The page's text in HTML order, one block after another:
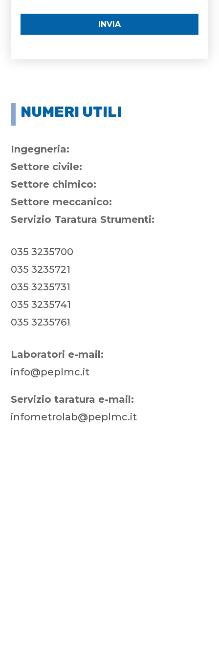
INVIA
NUMERI UTILI
Ingegneria:
Settore civile:
Settore chimico:
Settore meccanico:
Servizio Taratura Strumenti:
035 3235700
035 3235721
035 3235731
035 3235741
035 3235761
Laboratori e-mail:
info@peplmc.it
Servizio taratura e-mail:
infometrolab@peplmc.it